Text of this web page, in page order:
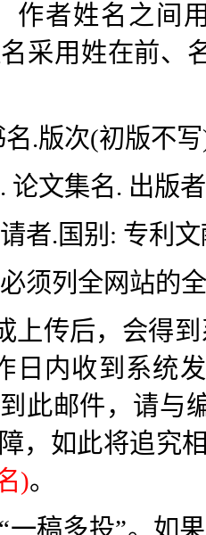
作者姓名之间
采用姓在前、
.版次(初版不
论文集名. 出版
者.国别: 专利
须列全网站的
上传后，会得
日内收到系统
此邮件，请与
，如此将追究
)。
一稿多投”。如